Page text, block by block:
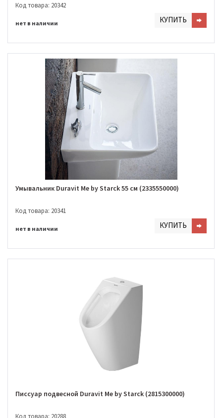
Код товара: 20342
нет в наличии КУПИТЬ
Умывальник Duravit Me by Starck 55 см (2335550000)
Код товара: 20341
нет в наличии КУПИТЬ
Писсуар подвесной Duravit Me by Starck (2815300000)
Код товара: 20288